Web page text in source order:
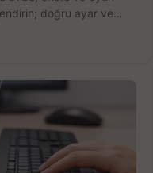
doğru ayar ve